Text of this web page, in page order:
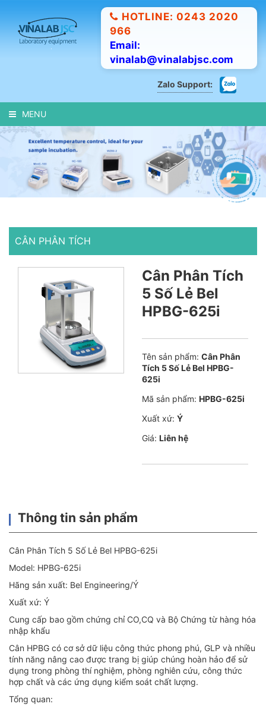
HOTLINE: 0243 2020
966
Email:
vinalab@vinalabjsc.com
Zalo Support:
MENU
CÂN PHÂN TÍCH
Cân Phân Tích
5 Số Lẻ Bel
HPBG-625i
Tên sản phẩm: Cân Phân
Tích 5 Số Lẻ Bel HPBG-
625i
Mã sản phẩm: HPBG-625i
Xuất xứ: Ý
Giá: Liên hệ
Thông tin sản phẩm
Cân Phân Tích 5 Số Lẻ Bel HPBG-625i
Model: HPBG-625i
Hãng sản xuất: Bel Engineering/Ý
Xuất xứ: Ý
Cung cấp bao gồm chứng chỉ CO,CQ và Bộ Chứng từ hàng hóa
nhập khẩu
Cân HPBG có cơ sở dữ liệu công thức phong phú, GLP và nhiều
tính năng nâng cao được trang bị giúp chúng hoàn hảo để sử
dụng trong phòng thí nghiệm, phòng nghiên cứu, công thức
hợp chất và các ứng dụng kiểm soát chất lượng.
Tổng quan: